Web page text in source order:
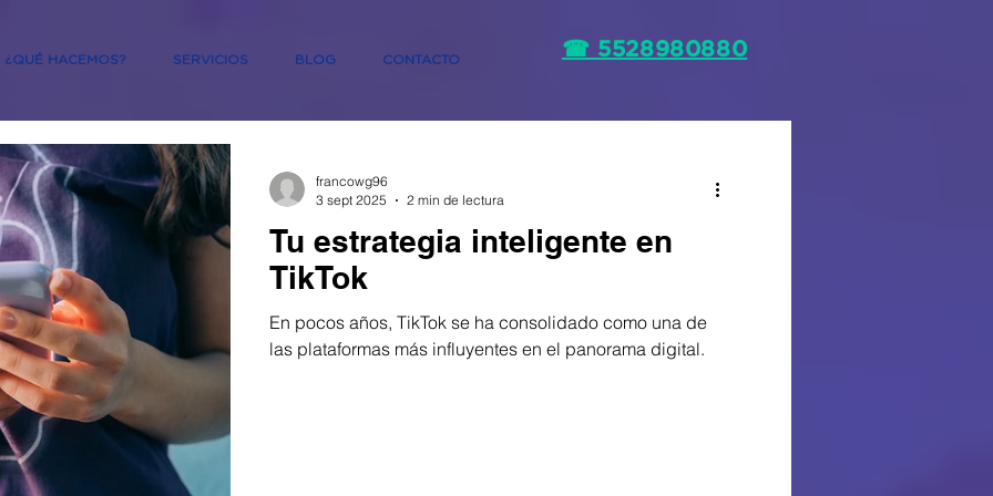
¿QUÉ HACEMOS? SERVICIOS BLOG CONTACTO ☎ 5528980880
Tu estrategia inteligente en
TikTok
En pocos años, TikTok se ha consolidado como una de
las plataformas más influyentes en el panorama digital.
francowg96
3 sept 2025
2 min de lectura